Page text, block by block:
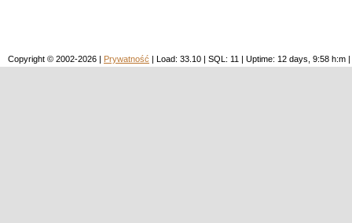
Copyright © 2002-2026 | Prywatność | Load: 33.10 | SQL: 11 | Uptime: 12 days, 9:58